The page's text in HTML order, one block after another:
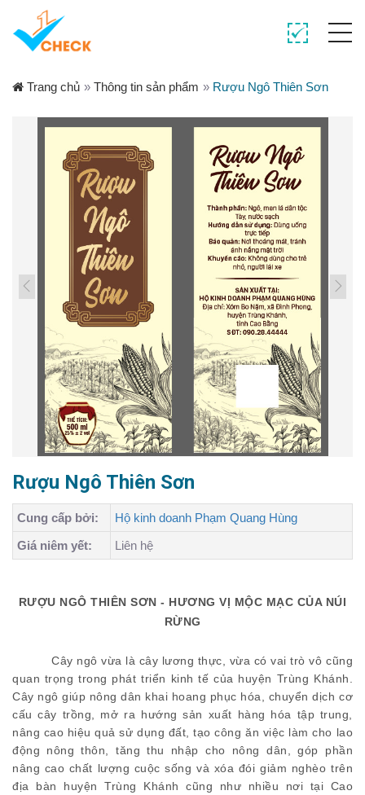
Trang chủ » Thông tin sản phẩm » Rượu Ngô Thiên Sơn
Rượu Ngô Thiên Sơn
Cung cấp bởi:
Hộ kinh doanh Phạm Quang Hùng
Giá niêm yết:
Liên hệ
RƯỢU NGÔ THIÊN SƠN - HƯƠNG VỊ MỘC MẠC CỦA NÚI
RỪNG
Cây ngô vừa là cây lương thực , vừa có vai trò vô cũng
quan trọngtrong phát triển kinh tế của huyện Trùng Khánh
Cây ngôgiúp nông dân khai hoang phục hóa, chuyển dịch cơ
cấu cây trồng, mở ra hướng sản xuất hàng hóa tập trung,
nâng cao hiệu quả sử dụng đất, tạo công ăn việc làm cho lao
động nông thôn, tăng thu nhập cho nông dân, góp phần
nâng cao chất lượng cuộc sống và xóa đói giảm nghèo trên
địa bàn huyện Trùng Khánh cũng như nhiều nơi tại Cao